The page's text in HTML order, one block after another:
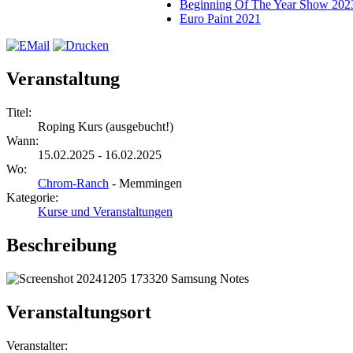
Beginning Of The Year Show
Euro Paint 2021
Veranstaltung
Titel:
Roping Kurs (ausgebucht!)
Wann:
15.02.2025 - 16.02.2025
Wo:
Chrom-Ranch - Memmingen
Kategorie:
Kurse und Veranstaltungen
Beschreibung
Veranstaltungsort
Veranstalter: